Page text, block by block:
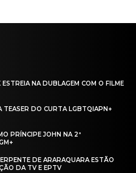
NA DUBLAGEM COM O FILME
TEASER DO CURTA LGBTQIAPN+
PRÍNCIPE JOHN NA 2ª
DE ARARAQUARA ESTÃO
DA TV E EPTV